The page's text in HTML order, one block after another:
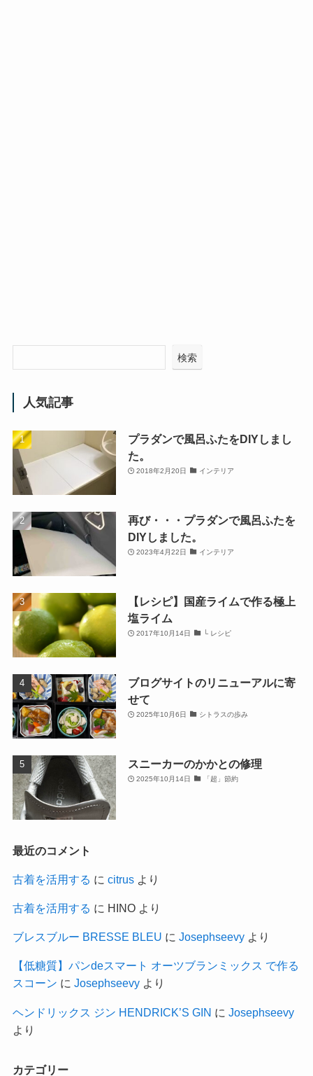
検索
人気記事
プラダンで風呂ふたをDIYしまし
た。
2018年2月20日 インテリア
再び・・・プラダンで風呂ふたを
DIYしました。
2023年4月22日 インテリア
【レシピ】国産ライムで作る極上
塩ライム
2017年10月14日 └ レシピ
ブログサイトのリニューアルに寄
せて
2025年10月6日 シトラスの歩み
スニーカーのかかとの修理
2025年10月14日 「超」節約
最近のコメント
古着を活用する に citrusより
古着を活用する に HINOより
ブレスブルー BRESSE BLEU に Josephseevyより
【低糖質】パンdeスマート オーツブランミックス で作る
スコーン に Josephseevyより
ヘンドリックス ジン HENDRICK’S GIN に Josephseevy
より
カテゴリー